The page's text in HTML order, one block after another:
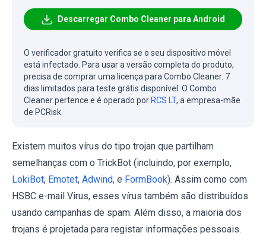
Descarregar Combo Cleaner para Android
O verificador gratuito verifica se o seu dispositivo móvel
está infectado. Para usar a versão completa do produto,
precisa de comprar uma licença para Combo Cleaner. 7
dias limitados para teste grátis disponível. O Combo
Cleaner pertence e é operado por RCS LT, a empresa-mãe
de PCRisk.
Existem muitos vírus do tipo trojan que partilham
semelhanças com o TrickBot (incluindo, por exemplo,
LokiBot, Emotet, Adwind, e FormBook). Assim como com
HSBC e-mail Virus, esses vírus também são distribuídos
usando campanhas de spam. Além disso, a maioria dos
trojans é projetada para registar informações pessoais.